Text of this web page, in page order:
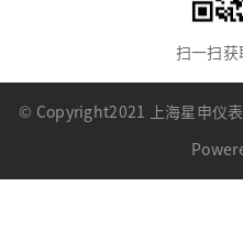
扫一扫获
© Copyright2021 上海星申仪表